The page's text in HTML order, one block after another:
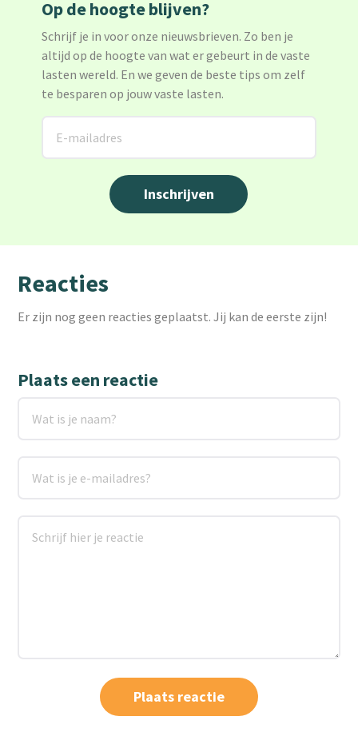
Op de hoogte blijven?
Schrijf je in voor onze nieuwsbrieven. Zo ben je
altijd op de hoogte van wat er gebeurt in de vaste
lasten wereld. En we geven de beste tips om zelf
te besparen op jouw vaste lasten.
Reacties
Er zijn nog geen reacties geplaatst. Jij kan de eerste zijn!
Plaats een reactie